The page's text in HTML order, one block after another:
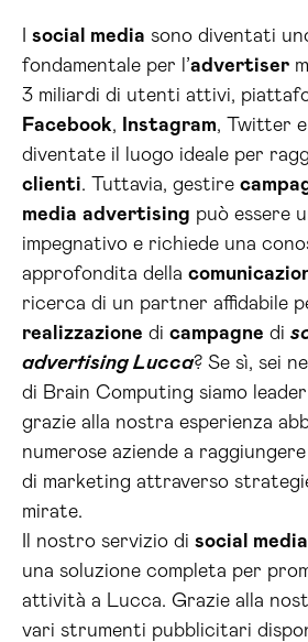
social media sono diventati
fondamentale per l’advertiser
3 miliardi di utenti attivi,
Facebook, Instagram, Twitter e
diventate il luogo ideale per
clienti. Tuttavia, gestire
media advertising può essere
impegnativo e richiede una
approfondita della
ricerca di un partner affidabile
realizzazione di campagne di
advertising Lucca? Se sì, sei
di Brain Computing siamo
grazie alla nostra esperienza
numerose aziende a
di marketing attraverso
mirate.
Il nostro servizio di social media
una soluzione completa per
attività a Lucca. Grazie alla
vari strumenti pubblicitari